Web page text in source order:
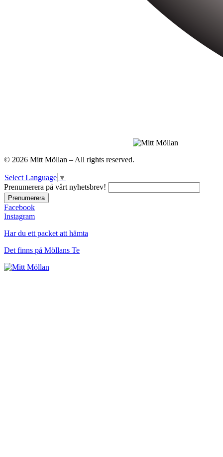
© 2026 Mitt Möllan – All rights reserved.
Select Language ▼
Prenumerera på vårt nyhetsbrev!
Facebook
Instagram
Har du ett packet att hämta
Det finns på Möllans Te